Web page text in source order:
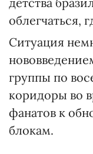
облегчаться,
Ситуация
группы по
коридоры во
фанатов к
блокам.